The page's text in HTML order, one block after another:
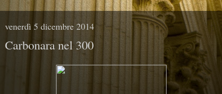
venerdì 5 dicembre 2014
Carbonara nel 300